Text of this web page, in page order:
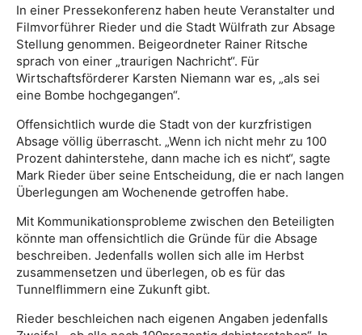
In einer Pressekonferenz haben heute Veranstalter und
Filmvorführer Rieder und die Stadt Wülfrath zur Absage
Stellung genommen. Beigeordneter Rainer Ritsche
sprach von einer „traurigen Nachricht“. Für
Wirtschaftsförderer Karsten Niemann war es, „als sei
eine Bombe hochgegangen“.
Offensichtlich wurde die Stadt von der kurzfristigen
Absage völlig überrascht. „Wenn ich nicht mehr zu 100
Prozent dahinterstehe, dann mache ich es nicht“, sagte
Mark Rieder über seine Entscheidung, die er nach langen
Überlegungen am Wochenende getroffen habe.
Mit Kommunikationsprobleme zwischen den Beteiligten
könnte man offensichtlich die Gründe für die Absage
beschreiben. Jedenfalls wollen sich alle im Herbst
zusammensetzen und überlegen, ob es für das
Tunnelflimmern eine Zukunft gibt.
Rieder beschleichen nach eigenen Angaben jedenfalls